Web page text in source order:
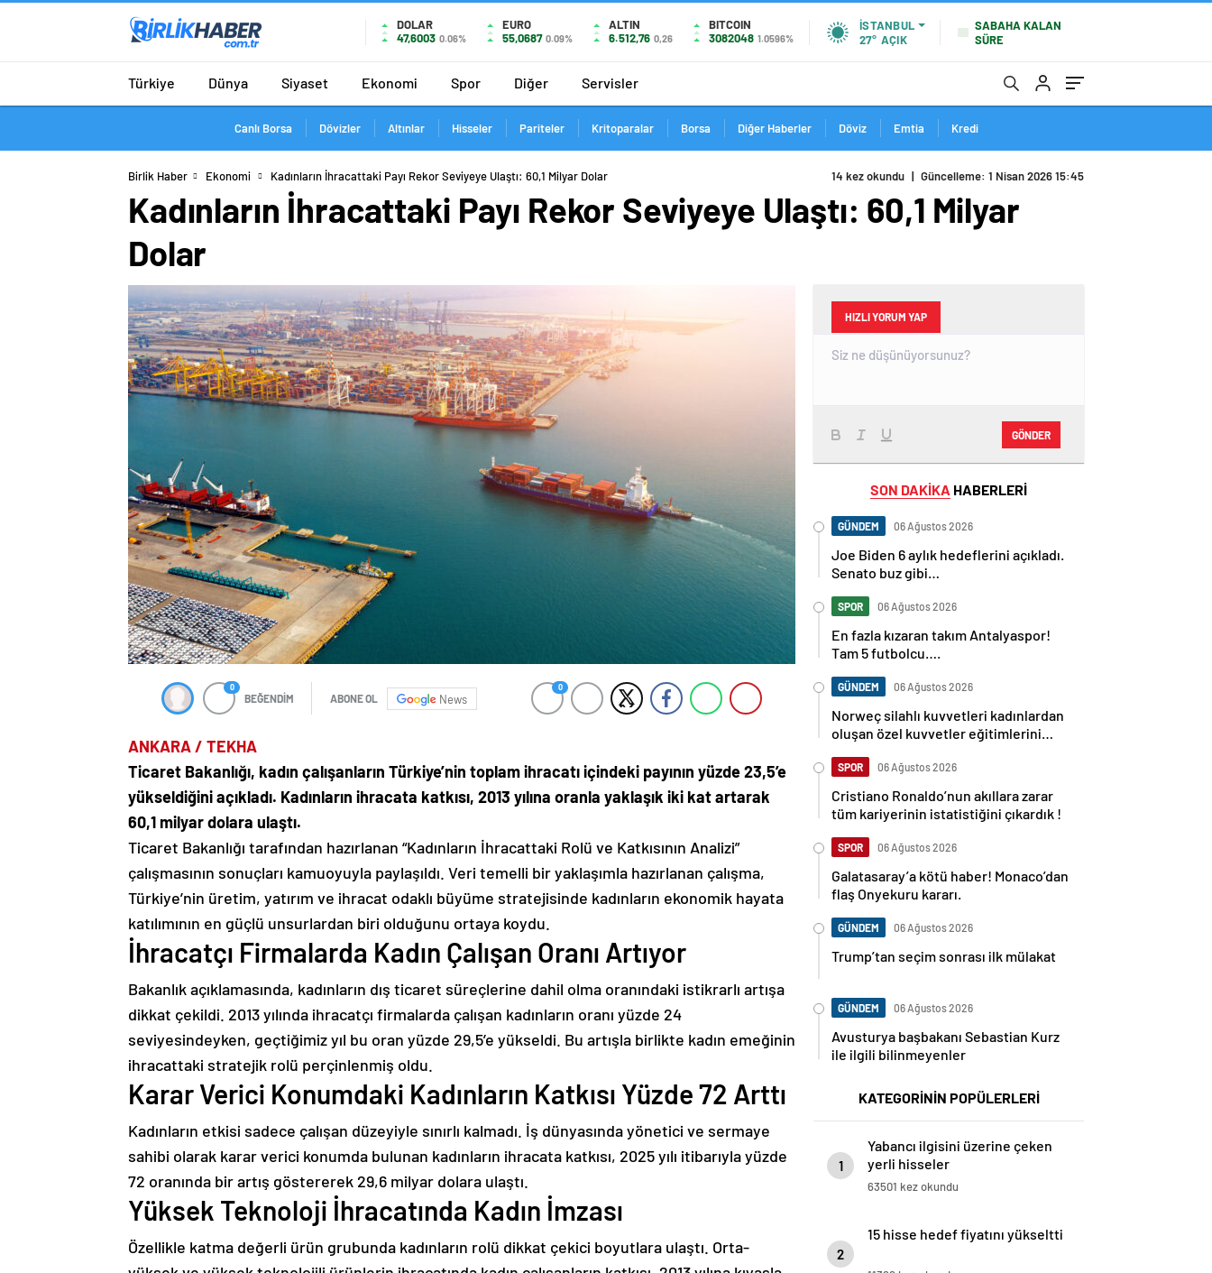
DOLAR
47,6003 0.06%
EURO
55,0687 0.09%
ALTIN
6.512,76 0,26
BITCOIN
3082048 1.0596%
İSTANBUL
27° AÇIK
SABAHA KALAN
SÜRE
Türkiye Dünya Siyaset Ekonomi Spor Diğer Servisler
Canlı Borsa Dövizler Altınlar Hisseler Pariteler Kritoparalar Borsa Diğer Haberler Döviz Emtia Kredi
Birlik Haber Ekonomi Kadınların İhracattaki Payı Rekor Seviyeye Ulaştı: 60,1 Milyar Dolar 14 kez okundu | Güncelleme: 1 Nisan 2026 15:45
Kadınların İhracattaki Payı Rekor Seviyeye Ulaştı: 60,1 Milyar
Dolar
0
BEĞENDİM ABONE OL News
0
ANKARA / TEKHA
Ticaret Bakanlığı, kadın çalışanların Türkiye’nin toplam ihracatı içindeki payının yüzde 23,5’e
yükseldiğini açıkladı. Kadınların ihracata katkısı, 2013 yılına oranla yaklaşık iki kat artarak
60,1 milyar dolara ulaştı.
Ticaret Bakanlığı tarafından hazırlanan “Kadınların İhracattaki Rolü ve Katkısının Analizi”
çalışmasının sonuçları kamuoyuyla paylaşıldı. Veri temelli bir yaklaşımla hazırlanan çalışma,
Türkiye’nin üretim, yatırım ve ihracat odaklı büyüme stratejisinde kadınların ekonomik hayata
katılımının en güçlü unsurlardan biri olduğunu ortaya koydu.
İhracatçı Firmalarda Kadın Çalışan Oranı Artıyor
Bakanlık açıklamasında, kadınların dış ticaret süreçlerine dahil olma oranındaki istikrarlı artışa
dikkat çekildi. 2013 yılında ihracatçı firmalarda çalışan kadınların oranı yüzde 24
seviyesindeyken, geçtiğimiz yıl bu oran yüzde 29,5’e yükseldi. Bu artışla birlikte kadın emeğinin
ihracattaki stratejik rolü perçinlenmiş oldu.
Karar Verici Konumdaki Kadınların Katkısı Yüzde 72 Arttı
Kadınların etkisi sadece çalışan düzeyiyle sınırlı kalmadı. İş dünyasında yönetici ve sermaye
sahibi olarak karar verici konumda bulunan kadınların ihracata katkısı, 2025 yılı itibarıyla yüzde
72 oranında bir artış göstererek 29,6 milyar dolara ulaştı.
Yüksek Teknoloji İhracatında Kadın İmzası
Özellikle katma değerli ürün grubunda kadınların rolü dikkat çekici boyutlara ulaştı. Orta-
HIZLI YORUM YAP
GÖNDER
SON DAKİKA HABERLERİ
GÜNDEM 06 Ağustos 2026
Joe Biden 6 aylık hedeflerini açıkladı.
Senato buz gibi…
SPOR 06 Ağustos 2026
En fazla kızaran takım Antalyaspor!
Tam 5 futbolcu….
GÜNDEM 06 Ağustos 2026
Norweç silahlı kuvvetleri kadınlardan
oluşan özel kuvvetler eğitimlerini
SPOR 06 Ağustos 2026
Cristiano Ronaldo’nun akıllara zarar
tüm kariyerinin istatistiğini çıkardık !
SPOR 06 Ağustos 2026
Galatasaray’a kötü haber! Monaco’dan
flaş Onyekuru kararı.
GÜNDEM 06 Ağustos 2026
Trump’tan seçim sonrası ilk mülakat
GÜNDEM 06 Ağustos 2026
Avusturya başbakanı Sebastian Kurz
ile ilgili bilinmeyenler
KATEGORİNİN POPÜLERLERİ
1
Yabancı ilgisini üzerine çeken
yerli hisseler
63501 kez okundu
2
15 hisse hedef fiyatını yükseltti